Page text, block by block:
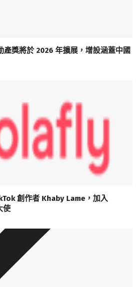
獎將於 2026 年擴展，增設涵蓋中國
創作者 Khaby Lame，加入
使